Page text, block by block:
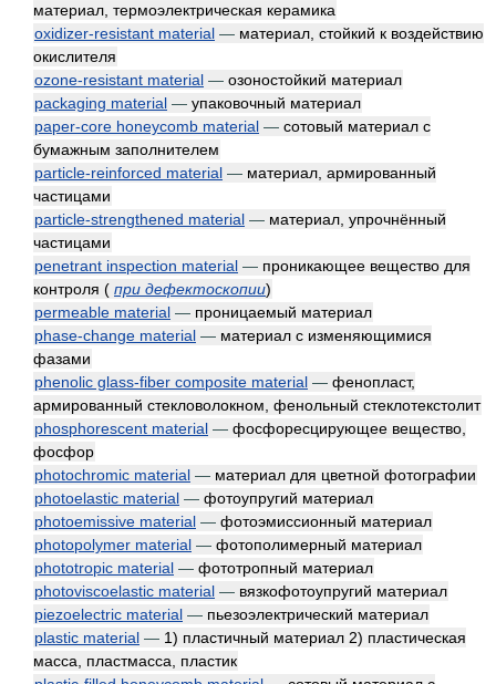
материал, термоэлектрическая керамика
oxidizer-resistant material — материал, стойкий к воздействию
окислителя
ozone-resistant material — озоностойкий материал
packaging material — упаковочный материал
paper-core honeycomb material — сотовый материал с
бумажным заполнителем
particle-reinforced material — материал, армированный
частицами
particle-strengthened material — материал, упрочнённый
частицами
penetrant inspection material — проникающее вещество для
контроля ( при дефектоскопии)
permeable material — проницаемый материал
phase-change material — материал с изменяющимися
фазами
phenolic glass-fiber composite material — фенопласт,
армированный стекловолокном, фенольный стеклотекстолит
phosphorescent material — фосфоресцирующее вещество,
фосфор
photochromic material — материал для цветной фотографии
photoelastic material — фотоупругий материал
photoemissive material — фотоэмиссионный материал
photopolymer material — фотополимерный материал
phototropic material — фототропный материал
photoviscoelastic material — вязкофотоупругий материал
piezoelectric material — пьезоэлектрический материал
plastic material — 1) пластичный материал 2) пластическая
масса, пластмасса, пластик